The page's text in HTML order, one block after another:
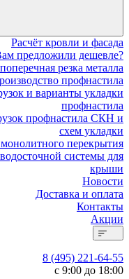
Расчёт кровли и фасада
предложили дешевле?
резка металла
профнастила
и варианты укладки
профнастила
профнастила СКН и
схем укладки
перекрытия
системы для
крыши
Новости
Доставка и оплата
Контакты
Акции
8 (495) 221-64-55
с 9:00 до 18:00